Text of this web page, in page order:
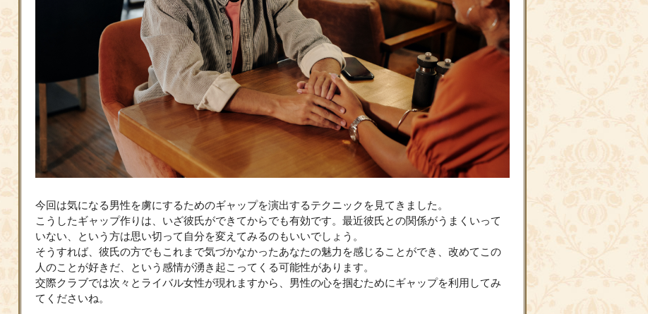
今回は気になる男性を虜にするためのギャップを演出するテクニックを見てきました。
こうしたギャップ作りは、いざ彼氏ができてからでも有効です。最近彼氏との関係がうまくいって
いない、という方は思い切って自分を変えてみるのもいいでしょう。
そうすれば、彼氏の方でもこれまで気づかなかったあなたの魅力を感じることができ、改めてこの
人のことが好きだ、という感情が湧き起こってくる可能性があります。
交際クラブでは次々とライバル女性が現れますから、男性の心を掴むためにギャップを利用してみ
てくださいね。